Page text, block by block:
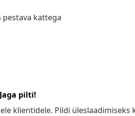
pestava kattega
pilti!
klientidele. Pildi üleslaadimiseks